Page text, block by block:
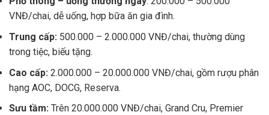
VNĐ/chai, dễ uống, hợp bữa ăn gia đình.
Trung cấp: 500.000 – 2.000.000 VNĐ/chai, thường dùng
trong tiệc, biếu tặng.
Cao cấp: 2.000.000 – 20.000.000 VNĐ/chai, gồm rượu phân
hạng AOC, DOCG, Reserva.
Sưu tầm: Trên 20.000.000 VNĐ/chai, Grand Cru, Premier